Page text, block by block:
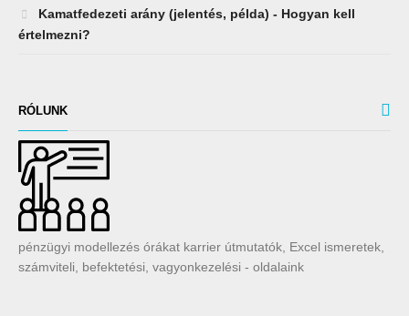
Kamatfedezeti arány (jelentés, példa) - Hogyan kell
értelmezni?
RÓLUNK
pénzügyi modellezés órákat karrier útmutatók, Excel ismeretek,
számviteli, befektetési, vagyonkezelési - oldalaink